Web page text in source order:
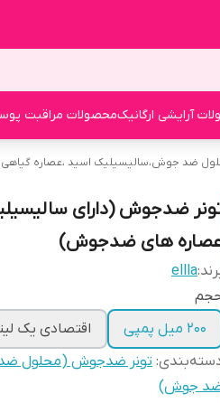
آرایشی ارگانیکمحصولات مراقبت
ضد جوش،سالیسیلیک اسید ،عصاره
ضدجوش (دارای
های ضدجوش)
ellla
۲۰۰ میل پمپی
اقتصادی یک
: تونر ضدجوش (محلول ضد
جوش)